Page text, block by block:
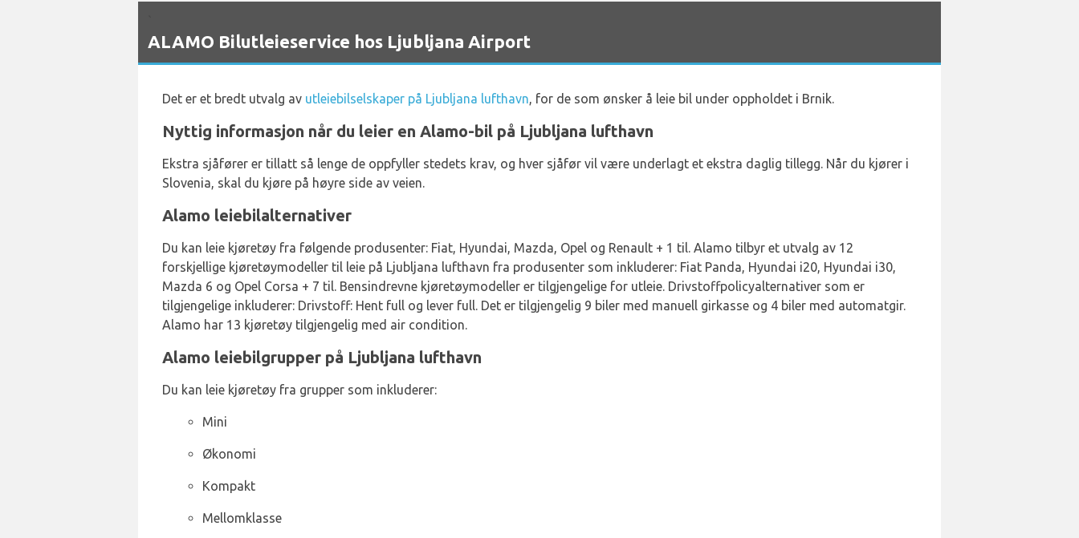
ALAMO Bilutleieservice hos Ljubljana Airport
Det er et bredt utvalg av utleiebilselskaper på Ljubljana lufthavn, for de som ønsker å leie bil under oppholdet i Brnik.
Nyttig informasjon når du leier en Alamo-bil på Ljubljana lufthavn
Ekstra sjåfører er tillatt så lenge de oppfyller stedets krav, og hver sjåfør vil være underlagt et ekstra daglig tillegg. Når du kjører i
Slovenia, skal du kjøre på høyre side av veien.
Alamo leiebilalternativer
Du kan leie kjøretøy fra følgende produsenter: Fiat, Hyundai, Mazda, Opel og Renault + 1 til. Alamo tilbyr et utvalg av 12
forskjellige kjøretøymodeller til leie på Ljubljana lufthavn fra produsenter som inkluderer: Fiat Panda, Hyundai i20, Hyundai i30,
Mazda 6 og Opel Corsa + 7 til. Bensindrevne kjøretøymodeller er tilgjengelige for utleie. Drivstoffpolicyalternativer som er
tilgjengelige inkluderer: Drivstoff: Hent full og lever full. Det er tilgjengelig 9 biler med manuell girkasse og 4 biler med automatgir.
Alamo har 13 kjøretøy tilgjengelig med air condition.
Alamo leiebilgrupper på Ljubljana lufthavn
Du kan leie kjøretøy fra grupper som inkluderer:
Mini
Økonomi
Kompakt
Mellomklasse